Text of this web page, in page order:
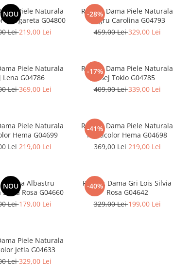
NOUPiele Naturala
Margareta G04800
Lei219,00 Lei
-28%
Rucsac Dama Piele Naturala
Negru Carolina G04793
459,00 Lei329,00 Lei
Piele Naturala
Lena G04786
Lei369,00 Lei
-17%
Rucsac Dama Piele Naturala
Bej Tokio G04785
409,00 Lei339,00 Lei
Piele Naturala
Hema G04699
Lei219,00 Lei
-41%
Rucsac Dama Piele Naturala
Multicolor Hema G04698
369,00 Lei219,00 Lei
NOU
Dama Albastru
Rosa G04660
Lei179,00 Lei
-40%
Rucsac Dama Gri Lois Silvia
Rosa G04642
329,00 Lei199,00 Lei
Piele Naturala
Jetla G04633
Lei329,00 Lei